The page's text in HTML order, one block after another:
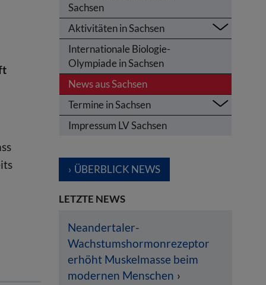
Sachsen
Aktivitäten in Sachsen
Internationale Biologie-
Olympiade in Sachsen
News aus Sachsen
Termine in Sachsen
Impressum LV Sachsen
ÜBERBLICK NEWS
LETZTE NEWS
Neandertaler-
Wachstumshormonrezeptor
erhöht Muskelmasse beim
modernen Menschen